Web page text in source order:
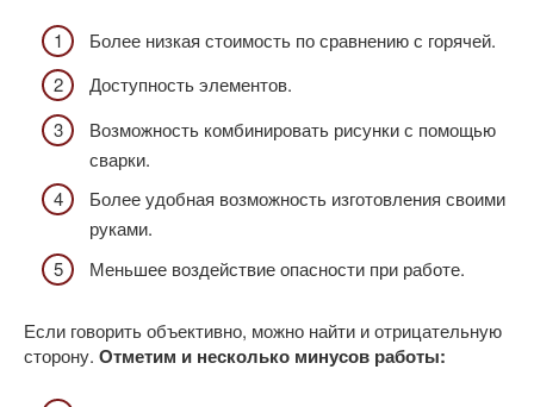
Более низкая стоимость по сравнению с горячей.
Доступность элементов.
Возможность комбинировать рисунки с помощью
сварки.
Более удобная возможность изготовления своими
руками.
Меньшее воздействие опасности при работе.
Если говорить объективно, можно найти и отрицательную
сторону. Отметим и несколько минусов работы: